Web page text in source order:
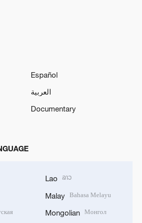
Español
العربية
Documentary
Lao ລາວ
Malay Bahasa Melayu
Mongolian Монгол